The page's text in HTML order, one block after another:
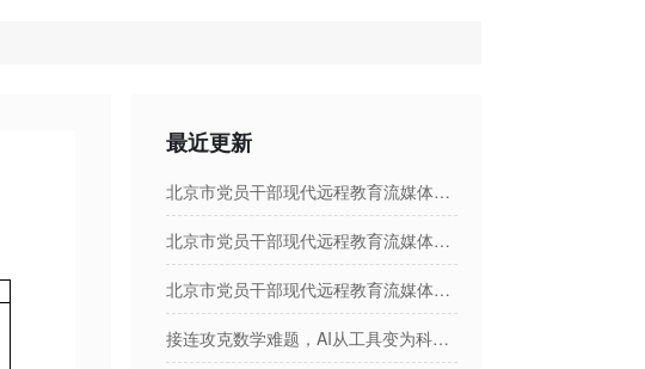
最近更新
北京市党员干部现代远程教育流媒体节目日播出表
北京市党员干部现代远程教育流媒体节目日播出表
北京市党员干部现代远程教育流媒体节目日播出表
接连攻克数学难题，AI从工具变为科研参与者